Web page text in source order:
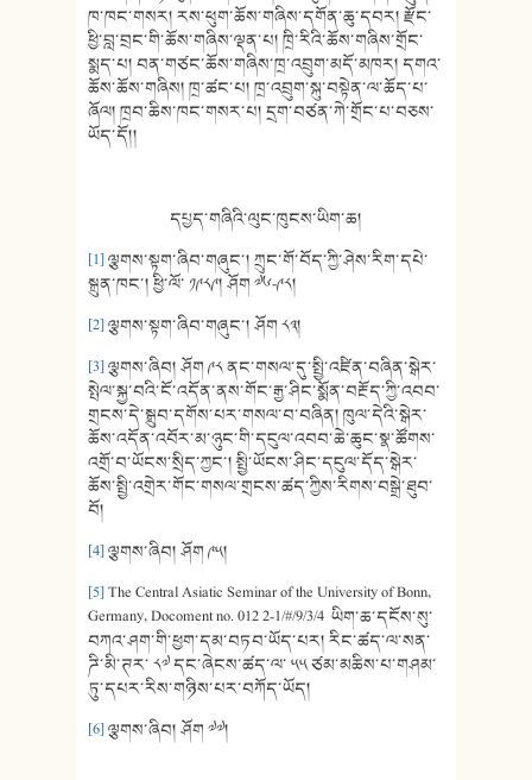
ཁ་ཁང་གསར། རས་ཕུག་ཆོས་གཞིས་དགོན་ཆུ་དབར། རྫོང་
ཕྱི་བླ་བྲང་གི་ཆོས་གཞིས་ལྡན་པ། ཁྲི་རིའི་ཆོས་གཞིས་གྲོང་
སྨད་པ། བན་གཙང་ཆོས་གཞིས་ཁྲ་འབྲུག་མདོ་མཁར། དགའ་
ཆོས་ཆོས་གཞིས། ཁྲ་ཚང་པ། ཁྲ་འབྲུག་སྐུ་བསྟེན་ལ་ཆོད་པ་
ཞོལ། ཁྲབ་ཆིས་ཁང་གསར་པ། དྲག་བཙན་ཀེ་གྲོང་པ་བཅས་
ཡོད་དོ།།
དཔྱད་གཞིའི་ལུང་ཁུངས་ཡིག་ཆ།
[1]ལྕགས་སྟག་ཞིབ་གཞུང་། ཀྲུང་གོ་བོད་ཀྱི་ཤེས་རིག་དཔེ་
སྐྲུན་ཁང་། ཕྱི་ལོ་ ༡༩༨༩། ཤོག ༧༦-༩༨།
[2]ལྕགས་སྟག་ཞིབ་གཞུང་། ཤོག ༨༣།
[3]ལྕགས་ཞིབ། ཤོག ༩༨ ནང་གསལ་དུ་སྤྱི་འཛིན་བཞིན་སྒེར་
སྤེལ་སྐྱ་བའི་ངོ་འདོན་ནས་གོང་རྒྱ་ཤིང་སྨོན་བརྔོད་ཀྱི་འབབ་
གྲངས་དེ་སྒྲུབ་དགོས་པར་གསལ་བ་བཞིན། ཁུལ་དེའི་སྒེར་
ཆོས་འདོན་འབོར་མ་ཉུང་གི་དངུལ་འབབ་ཆེ་ཆུང་སྣ་ཚོགས་
འགྲོ་བ་ཡོངས་སྲིད་ཀྱང་། སྤྱི་ཡོངས་ཤིང་དངུལ་དོད་སྒེར་
ཆོས་སྤྱི་འགྲེར་གོང་གསལ་གྲངས་ཚད་ཀྱིས་རིགས་བསྒྲེ་ཐུབ་
བོ།
[4]ལྕགས་ཞིབ། ཤོག ༩༥།
[5]The Central Asiatic Seminar of the University of Bonn,
Germany, Docoment no. 012 2-1/#/9/3/4 ཡིག་ཆ་དངོས་སུ་
བཀའ་ཤག་གི་ཕྱག་དམ་བཏབ་ཡོད་པར། རིང་ཚད་ལ་སན་
ཌི་མི་ཊར་ ༨༧ དང་ཞེངས་ཚད་ལ་ ༥༥ ཙམ་མཆིས་པ་གཤམ་
ཏུ་དཔར་རིས་གཉིས་པར་བཀོད་ཡོད།
[6]ལྕགས་ཞིབ། ཤོག ༧༧།